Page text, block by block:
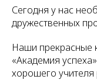
Сегодня у нас
дружественных
Наши прекрасные
«Академия
хорошего